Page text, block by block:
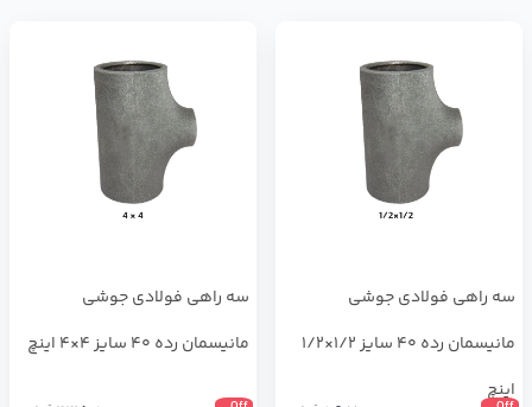
سه راهی فولادی جوشی
مانیسمان رده 40 سایز 1/2×1/2
اینچ
سه راهی فولادی جوشی
مانیسمان رده 40 سایز 4×4 اینچ